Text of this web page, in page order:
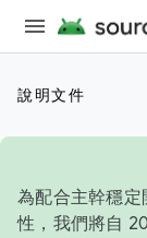
說明文件
為配合主幹穩
性，我們將自